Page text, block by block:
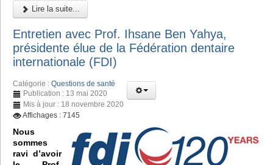
Lire la suite...
Entretien avec Prof. Ihsane Ben Yahya,
présidente élue de la Fédération dentaire
internationale (FDI)
Catégorie : Questions de santé
Publication : 13 mai 2020
Mis à jour : 18 novembre 2020
Affichages : 7145
Nous
sommes
ravi d’avoir